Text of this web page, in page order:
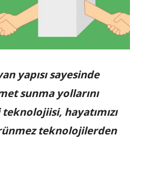
yapısı sayesinde
sunma yollarını
hayatımızı
teknolojilerden